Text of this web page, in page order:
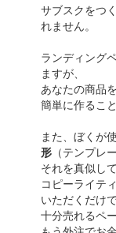
サブスクをつ
れません。
ランディング
ますが、
あなたの商品
簡単に作るこ
また、ぼくが
形 （テンプレ
それを真似し
コピーライテ
いただくだけ
十分売れるペ